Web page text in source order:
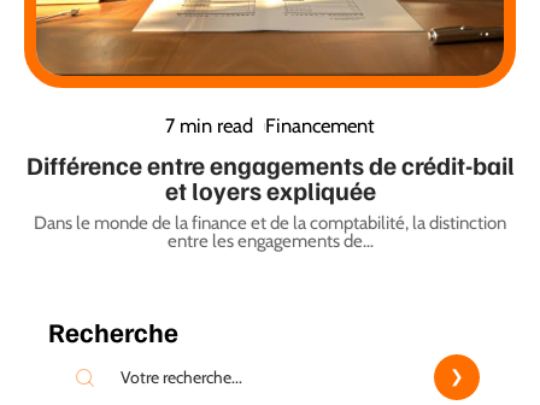
7 min read Financement
Différence entre engagements de crédit-bail
et loyers expliquée
Dans le monde de la finance et de la comptabilité, la distinction
entre les engagements de…
Recherche